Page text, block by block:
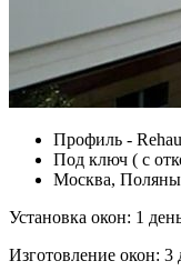
Профиль -
Под ключ ( с
Москва,
Установка окон: 1
Изготовление окон: 3